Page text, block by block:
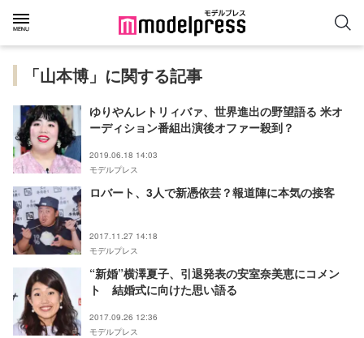
「山本博」に関する記事
ゆりやんレトリィバァ、世界進出の野望語る 米オ
ーディション番組出演後オファー殺到？
2019.06.18 14:03
モデルプレス
ロバート、3人で新憑依芸？報道陣に本気の接客
2017.11.27 14:18
モデルプレス
“新婚”横澤夏子、引退発表の安室奈美恵にコメン
ト 結婚式に向けた思い語る
2017.09.26 12:36
モデルプレス